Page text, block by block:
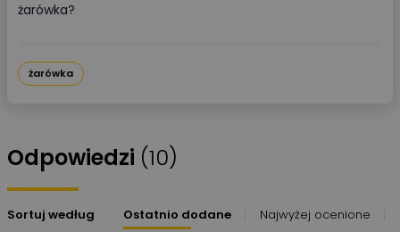
żarówka?
żarówka
Odpowiedzi (10)
Sortuj według Ostatnio dodane Najwyżej ocenione